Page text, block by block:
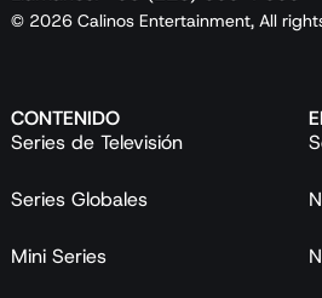
© 2026 Calinos Entertainment, All
CONTENIDO
Series de Televisión
Series Globales
Mini Series